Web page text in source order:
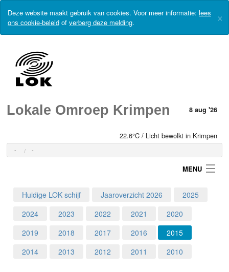
Deze website maakt gebruik van cookies. Voor meer informatie: lees
ons cookie-beleid of verberg deze melding. ×
Lokale Omroep Krimpen 8 aug '26
22.6°C / Licht bewolkt in Krimpen
- -
MENU
Home
Programma's
Huidige LOK schijf Jaaroverzicht 2026
2025
2024
2023 2022 2021
2020
2019
2018 2017 2016
2015
2014
2013 2012 2011 2010